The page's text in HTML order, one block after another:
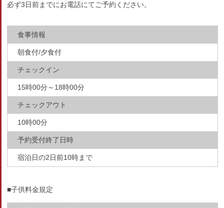
必ず3日前までにお電話にてご予約ください。
食事情報
朝食付/夕食付
チェックイン
15時00分～18時00分
チェックアウト
10時00分
予約受付終了日時
宿泊日の2日前10時まで
■子供料金規定